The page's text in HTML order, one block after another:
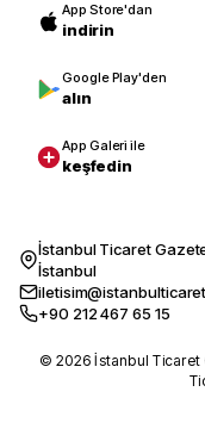
App Store'dan
indirin
Google Play'den
alın
App Galeri ile
keşfedin
İstanbul Ticaret
İstanbul
+90 212 467 65 15
© 2026 İstanbul Ticaret